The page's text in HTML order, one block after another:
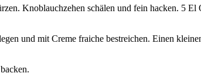
Knoblauchzehen schälen und fein hacken. 5
und mit Creme fraiche bestreichen. Einen